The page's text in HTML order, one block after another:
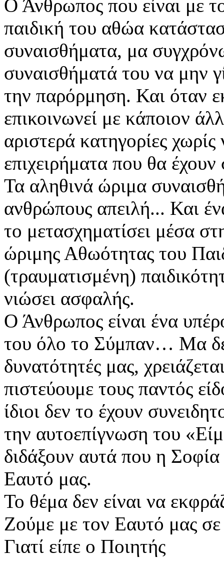
Ο Άνθρωπος που είναι με
παιδική του αθώα
συναισθήματα, μα
συναισθήματά του να μην
την παρόρμηση. Και όταν
επικοινωνεί με κάποιον
αριστερά κατηγορίες
επιχειρήματα που θα
Τα αληθινά ώριμα
ανθρώπους απειλή... Και
το μετασχηματίσει μέσα
ώριμης Αθωότητας του
(τραυματισμένη)
νιώσει ασφαλής.
Ο Άνθρωπος είναι ένα
του όλο το Σύμπαν… Μα
δυνατότητές μας,
πιστεύουμε τους παντός
ίδιοι δεν το έχουν
την αυτοεπίγνωση του
διδάξουν αυτά που η
Εαυτό μας.
Το θέμα δεν είναι να
Ζούμε με τον Εαυτό μας
Γιατί είπε ο Ποιητής